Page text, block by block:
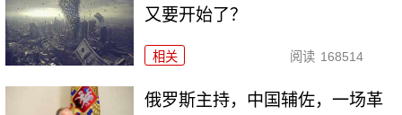
又要开始了？
相关 阅读 168514
俄罗斯主持，中国辅佐，一场革